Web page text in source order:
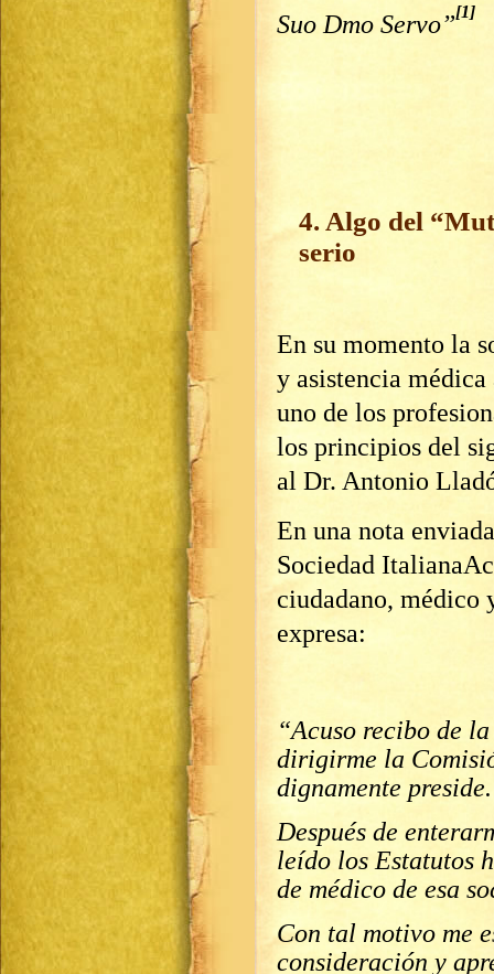
Suo Dmo Servo”[1]
4. Algo del
serio
En su momento la
y asistencia médica
uno de los
los principios del
al Dr. Antonio
En una nota
Sociedad
ciudadano, médico
expresa:
“Acuso recibo de
dirigirme la
dignamente preside.
Después de
leído los Estatutos
de médico de esa
Con tal motivo me
consideración y